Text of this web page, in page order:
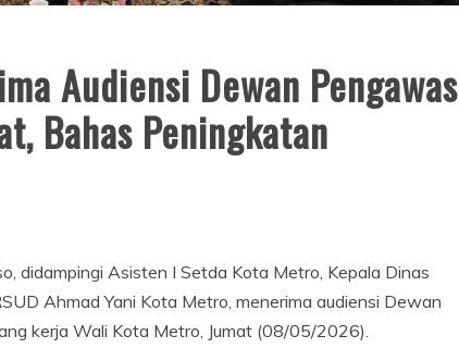
Audiensi Dewan Pengawas
Bahas Peningkatan
didampingi Asisten I Setda Kota Metro, Kepala Dinas
Ahmad Yani Kota Metro, menerima audiensi Dewan
kerja Wali Kota Metro, Jumat (08/05/2026).